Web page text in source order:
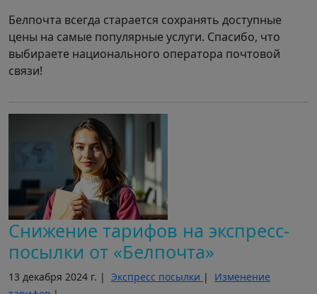
Белпочта всегда старается сохранять доступные
цены на самые популярные услуги. Спасибо, что
выбираете национального оператора почтовой
связи!
Cнижение тарифов на экспресс-
посылки от «Белпочта»
13 декабря 2024 г. | Экспресс посылки | Изменение